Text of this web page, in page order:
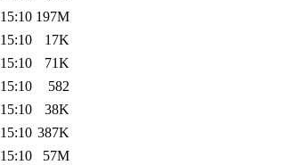
197M
17K
71K
582
38K
387K
57M